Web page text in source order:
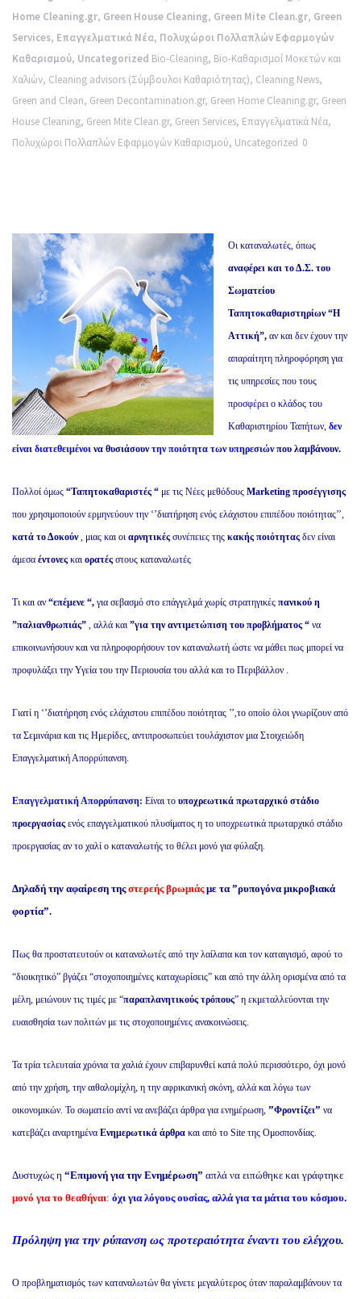
Home Cleaning.gr, Green House Cleaning, Green Mite Clean.gr, Green
Services, Επαγγελματικά Νέα, Πολυχώροι Πολλαπλών Εφαρμογών
Καθαρισμού, Uncategorized Bio-Cleaning, Bio-Καθαρισμοί Μοκετών και
Χαλιών, Cleaning advisors (Σύμβουλοι Καθαριότητας), Cleaning News,
Green and Clean, Green Decontamination.gr, Green Home Cleaning.gr, Green
House Cleaning, Green Mite Clean.gr, Green Services, Επαγγελματικά Νέα,
Πολυχώροι Πολλαπλών Εφαρμογών Καθαρισμού, Uncategorized 0
Οι καταναλωτές, όπως
αναφέρει και το Δ.Σ. του
Σωματείου
Ταπητοκαθαριστηρίων “Η
Αττική”, αν και δεν έχουν την
απαραίτητη πληροφόρηση για
τις υπηρεσίες που τους
προσφέρει ο κλάδος του
Καθαριστηρίου Ταπήτων, δεν
είναι διατεθειμένοι να θυσιάσουν την ποιότητα των υπηρεσιώνπου λαμβάνουν.
Πολλοί όμως “Ταπητοκαθαριστές “ με τις Νέες μεθόδους Marketing προσέγγισης
που χρησιμοποιούν ερμηνεύουν την ‘’διατήρηση ενός ελάχιστου επιπέδου ποιότητας’’,
κατά το Δοκούν, μιας και οι αρνητικές συνέπειες της κακής ποιότητας δεν είναι
άμεσα έντονες και ορατές στους καταναλωτές
Τι και αν “επέμενε “, για σεβασμό στο επάγγελμά χωρίς στρατηγικές πανικού η
”παλιανθρωπιάς” , αλλά και ”για την αντιμετώπιση του προβλήματος “ να
επικοινωνήσουν και να πληροφορήσουν τον καταναλωτή ώστε να μάθει πως μπορεί να
προφυλάξει την Υγεία του την Περιουσία του αλλά και το Περιβάλλον .
Γιατί η ‘’διατήρηση ενός ελάχιστου επιπέδου ποιότητας ’’,το οποίο όλοι γνωρίζουν από
τα Σεμινάρια και τις Ημερίδες, αντιπροσωπεύει τουλάχιστον μια Στοιχειώδη
Επαγγελματική Απορρύπανση.
Επαγγελματική Απορρύπανση: Είναι το υποχρεωτικά πρωταρχικό στάδιο
προεργασίας ενός επαγγελματικού πλυσίματος η το υποχρεωτικά πρωταρχικό στάδιο
προεργασίας αν το χαλί ο καταναλωτής το θέλει μονό για φύλαξη.
Δηλαδή την αφαίρεση τηςστερεής βρωμιάςμε τα ”ρυπογόνα μικροβιακά
φορτία”.
Πως θα προστατευτούν οι καταναλωτές από την λαίλαπα και τον καταιγισμό, αφού το
“διοικητικό” βγάζει “στοχοποιημένες καταχωρίσεις” και από την άλλη ορισμένα από τα
μέλη, μειώνουν τις τιμές με “παραπλανητικούς τρόπους” η εκμεταλλεύονται την
ευαισθησία των πολιτών με τις στοχοποιημένες ανακοινώσεις.
Τα τρία τελευταία χρόνια τα χαλιά έχουν επιβαρυνθεί κατά πολύ περισσότερο, όχι μονό
από την χρήση, την αιθαλομίχλη, η την αφρικανική σκόνη, αλλά και λόγω των
οικονομικών. Το σωματείο αντί να ανεβάζει άρθρα για ενημέρωση, ”Φροντίζει” να
κατεβάζει αναρτημένα Ενημερωτικά άρθρα και από το Site της Ομοσπονδίας.
Δυστυχώς η “Επιμονή για την Ενημέρωση” απλά να ειπώθηκε και γράφτηκε
μονό για το θεαθήναι: όχι για λόγους ουσίας, αλλά για τα μάτια του κόσμου.
Πρόληψη για την ρύπανση ως προτεραιότητα έναντι του ελέγχου.
Ο προβληματισμός των καταναλωτών θα γίνετε μεγαλύτερος όταν παραλαμβάνουν τα